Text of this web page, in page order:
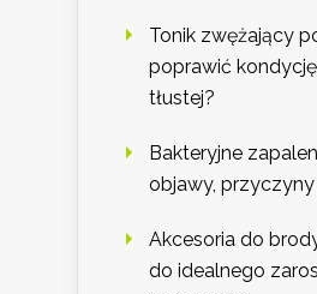
Tonik zwężający
poprawić
tłustej?
Bakteryjne
objawy,
Akcesoria do
do idealnego